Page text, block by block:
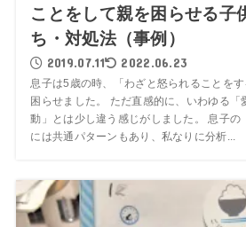
ことをして親を困らせる子
ち・対処法（事例）
2019.07.11 2022.06.23
息子は5歳の時、「わざと怒られることを
困らせました。 ただ直感的に、いわゆる「
動」とは少し違う感じがしました。 息子の
には共通パターンもあり、私なりに分析...